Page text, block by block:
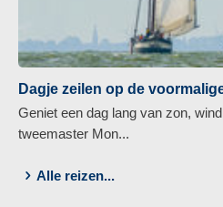
Alle reizen...
Dagje zeilen op de
Geniet een dag lang van zon,
tweemaster Mon...